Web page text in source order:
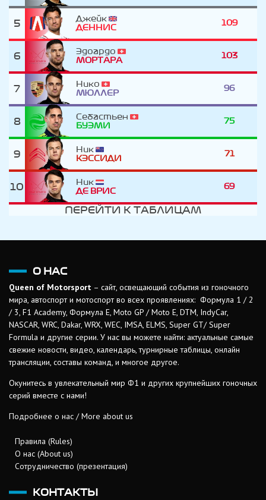
5
Джейк
ДЕННИС
109
6
Эдоардо
МОРТАРА
103
7
Нико
МЮЛЛЕР
96
8
Себастьен
БУЭМИ
75
9
Ник
КЭССИДИ
71
10
Ник
ДЕ ВРИC
69
ПЕРЕЙТИ К ТАБЛИЦАМ
О НАС
Queen of Motorsport – сайт, освещающий события из гоночного
мира, автоспорт и мотоспорт во всех проявлениях: Формула 1 / 2
/ 3, F1 Academy, Формула Е, Moto GP / Moto E, DTM, IndyCar,
NASCAR, WRC, Dakar, WRX, WEC, IMSA, ELMS, Super GT/ Super
Formula и другие серии. У нас вы можете найти: актуальные самые
свежие новости, видео, календарь, турнирные таблицы, онлайн
трансляции, составы команд, и многое другое.
Окунитесь в увлекательный мир Ф1 и других крупнейших гоночных
серий вместе с нами!
Подробнее о нас / More about us
Правила (Rules)
О нас (About us)
Сотрудничество (презентация)
КОНТАКТЫ